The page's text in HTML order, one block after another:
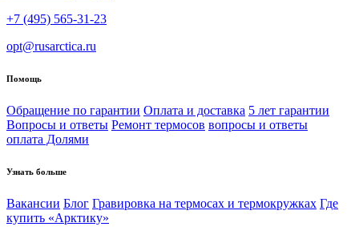
+7 (495) 565-31-23
opt@rusarctica.ru
Помощь
Обращение по гарантии Оплата и доставка 5 лет гарантии
Вопросы и ответы Ремонт термосов вопросы и ответы
оплата Долями
Узнать больше
Вакансии Блог Гравировка на термосах и термокружках Где
купить «Арктику»